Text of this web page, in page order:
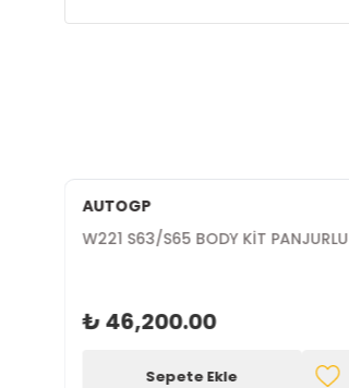
AUTOGP
W221 S63/S65 BODY KİT PANJURLU
₺ 46,200.00
Sepete Ekle